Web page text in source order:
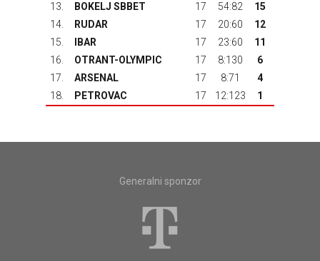
13.
BOKELJ SBBET 17 54:82
15
14.
RUDAR 17 20:60
12
15.
IBAR 17 23:60
11
16.
OTRANT-OLYMPIC 17 8:130
6
17.
ARSENAL 17 8:71
4
18.
PETROVAC 17 12:123 1
Generalni sponzor